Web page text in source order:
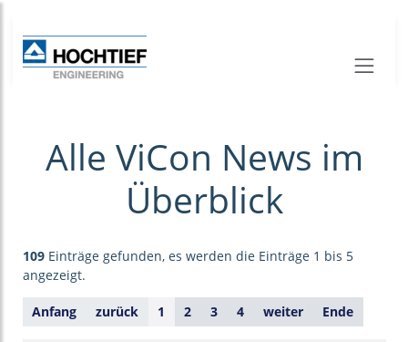
Alle ViCon News im
Überblick
109Einträge gefunden, es werden die Einträge 1 bis 5
angezeigt.
Anfang zurück 1 2 3 4 weiter Ende